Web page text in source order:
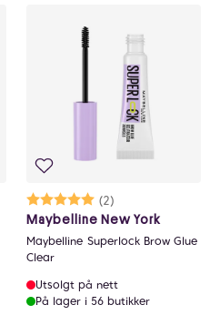
Karakter:
(2)
5.0 av 5 mulige
Maybelline New York
Maybelline Superlock Brow Glue
Clear
Utsolgt på nett
På lager i 56 butikker